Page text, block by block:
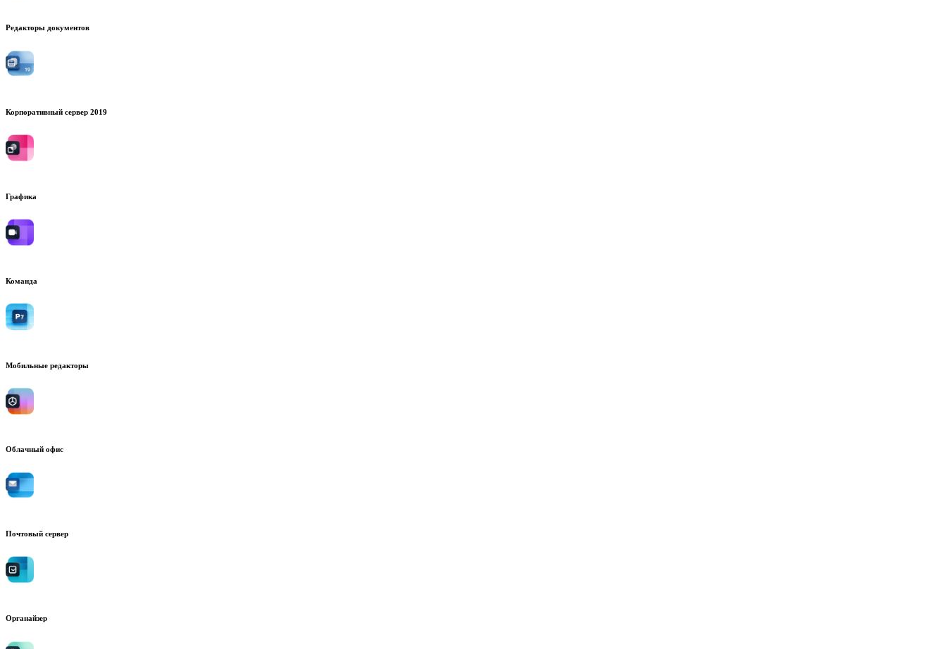
Редакторы документов
Корпоративный сервер 2019
Графика
Команда
Мобильные редакторы
Облачный офис
Почтовый сервер
Органайзер